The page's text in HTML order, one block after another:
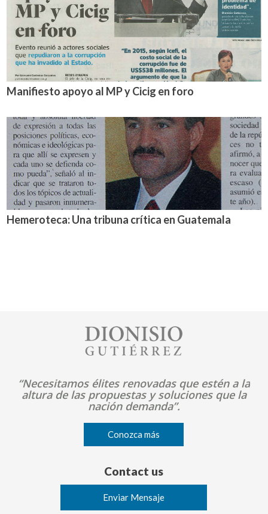
Manifiesto apoyo al MP y Cicig en foro
Hemeroteca: Una tribuna crítica en Guatemala
“Necesitamos élites renovadas que estén a la
altura de las propuestas y soluciones que la
nación demanda”.
Conozca más
Contact us
Enviar Mensaje